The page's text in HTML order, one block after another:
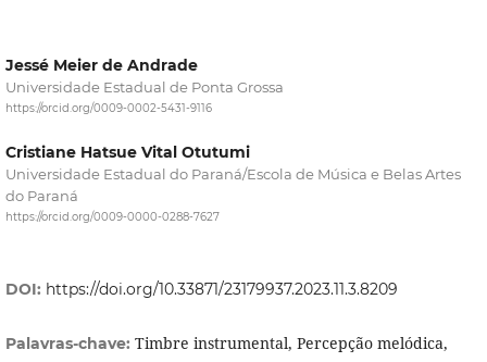
Jessé Meier de Andrade
Universidade Estadual de Ponta Grossa
https://orcid.org/0009-0002-5431-9116
Cristiane Hatsue Vital Otutumi
Universidade Estadual do Paraná/Escola de Música e Belas Artes
do Paraná
https://orcid.org/0009-0000-0288-7627
DOI: https://doi.org/10.33871/23179937.2023.11.3.8209
Palavras-chave: Timbre instrumental, Percepção melódica,